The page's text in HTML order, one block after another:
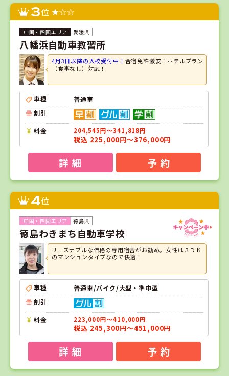
3位
愛媛県
八幡浜自動車教習所
4月3日以降の入校受付中！ 合宿免許激安！ホテルプラン
（食事なし）対応！
車種
普通車
割引
料金 204,545円～341,818円
税込 225,000円～376,000円
詳 細 予 約
4位
徳島県
徳島わきまち自動車学校
リーズナブルな価格の専用宿舎がお勧め。女性は３ＤＫ
のマンションタイプなので快適！
車種
普通車/バイク/大型・準中型
割引
料金 223,000円～410,000円
税込 245,300円～451,000円
詳 細 予 約